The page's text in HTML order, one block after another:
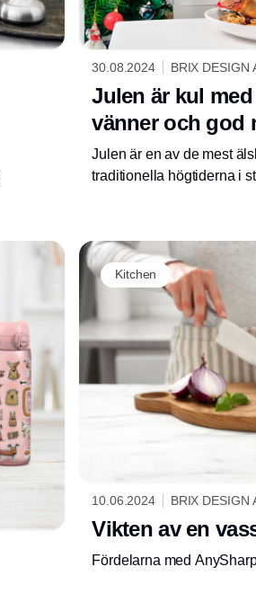
30.08.2024 BRIX DESIGN
Julen är kul
vänner och god
Julen är en av de mest
traditionella högtiderna i
andra länder, är julen en
umgänge med familj och
av de gamla traditionerna
Kitchen
10.06.2024 BRIX DESIGN
Vikten av en
Fördelarna med